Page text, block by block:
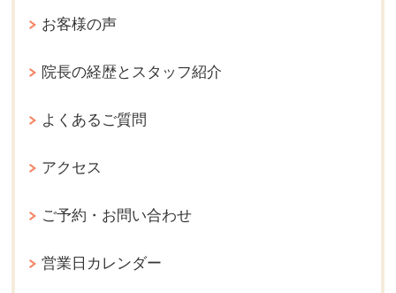
お客様の声
院長の経歴とスタッフ紹介
よくあるご質問
アクセス
ご予約・お問い合わせ
営業日カレンダー